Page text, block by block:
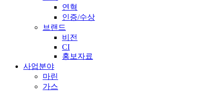
연혁
인증/수상
브랜드
비전
CI
홍보자료
사업분야
마린
가스